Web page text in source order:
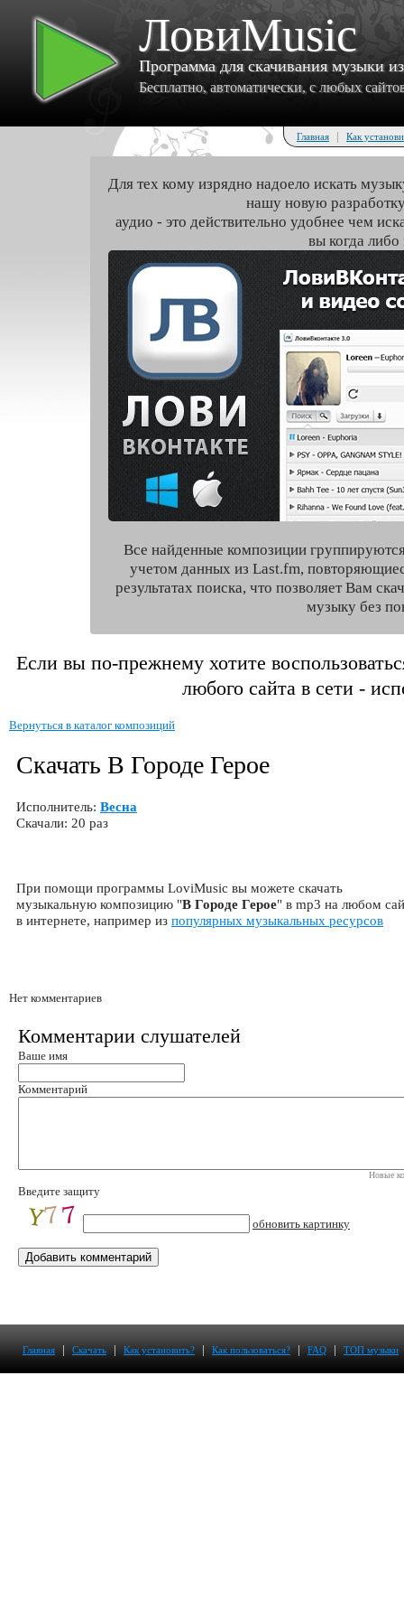
ЛовиMusic
Программа для скачивания музыки
Бесплатно, автоматически, с любых
Главная | Как
Для тех кому изрядно надоело искать
нашу новую
аудио - это действительно удобнее чем
вы когда либо
Все найденные композиции
учетом данных из Last.fm,
результатах поиска, что позволяет Вам
музыку без
Если вы по-прежнему хотите
любого сайта в сети -
Вернуться в каталог композиций
Скачать В Городе Герое
Исполнитель: Весна
Скачали: 20 раз
При помощи программы LoviMusic вы можете скачать
музыкальную композицию "В Городе Герое" в mp3 на любом
в интернете, например из популярных музыкальных ресурсов
Нет комментариев
Комментарии слушателей
Ваше имя
Комментарий
Новые
Введите защиту
обновить картинку
Главная | Скачать | Как установить? | Как пользоваться? | FAQ | ТОП музыки